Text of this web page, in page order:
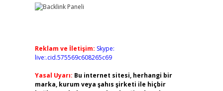
Reklam ve İletişim: Skype:
live:.cid.575569c608265c69
Yasal Uyarı: Bu internet sitesi, herhangi bir
marka, kurum veya şahıs şirketi ile hiçbir